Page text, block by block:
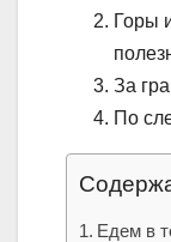
Горы
За
По
Едем в